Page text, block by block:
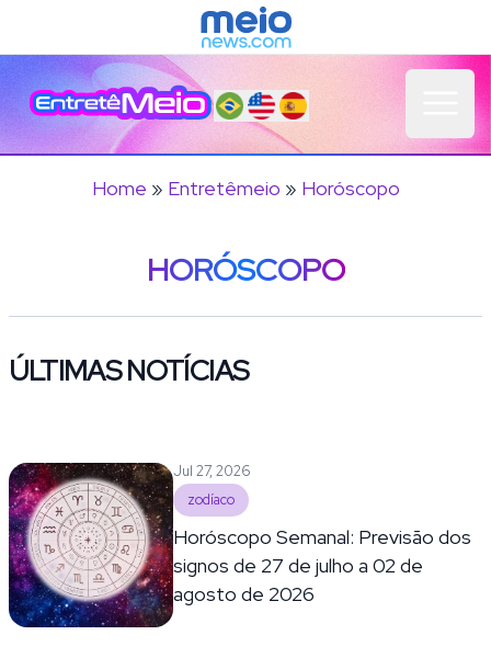
Home » Entretêmeio » Horóscopo
HORÓSCOPO
ÚLTIMAS NOTÍCIAS
Jul 27, 2026
zodíaco
Horóscopo Semanal: Previsão dos
signos de 27 de julho a 02 de
agosto de 2026